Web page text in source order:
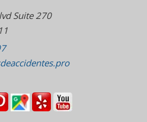
Suite 270